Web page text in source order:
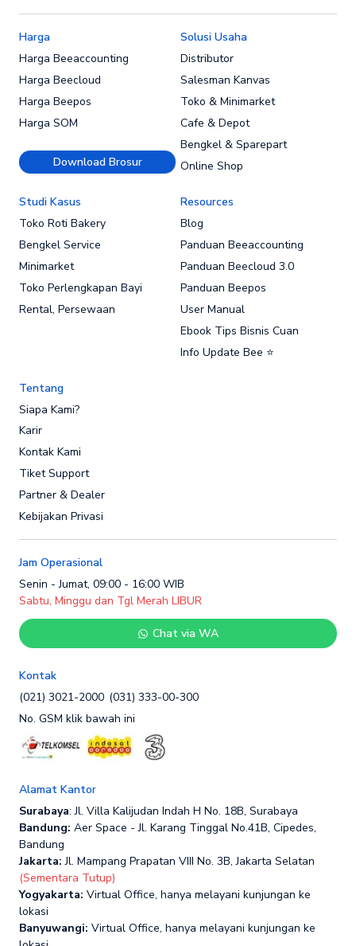
Harga
Harga Beeaccounting
Harga Beecloud
Harga Beepos
Harga SOM
Download Brosur
Solusi Usaha
Distributor
Salesman Kanvas
Toko & Minimarket
Cafe & Depot
Bengkel & Sparepart
Online Shop
Studi Kasus
Toko Roti Bakery
Bengkel Service
Minimarket
Toko Perlengkapan Bayi
Rental, Persewaan
Resources
Blog
Panduan Beeaccounting
Panduan Beecloud 3.0
Panduan Beepos
User Manual
Ebook Tips Bisnis Cuan
Info Update Bee ⭐
Tentang
Siapa Kami?
Karir
Kontak Kami
Tiket Support
Partner & Dealer
Kebijakan Privasi
Jam Operasional
Senin - Jumat, 09:00 - 16:00 WIB
Sabtu, Minggu dan Tgl Merah LIBUR
Chat via WA
Kontak
(021) 3021-2000 (031) 333-00-300
No. GSM klik bawah ini
Alamat Kantor
Surabaya: Jl. Villa Kalijudan Indah H No. 18B, Surabaya
Bandung: Aer Space - Jl. Karang Tinggal No.41B, Cipedes,
Bandung
Jakarta: Jl. Mampang Prapatan VIII No. 3B, Jakarta Selatan
(Sementara Tutup)
Yogyakarta: Virtual Office, hanya melayani kunjungan ke
lokasi
Banyuwangi: Virtual Office, hanya melayani kunjungan ke